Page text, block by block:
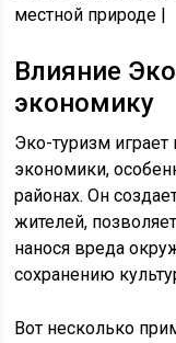
местной природе |
Влияние
экономику
Эко-туризм
экономики,
районах. Он
жителей,
нанося вреда
сохранению
Вот несколько